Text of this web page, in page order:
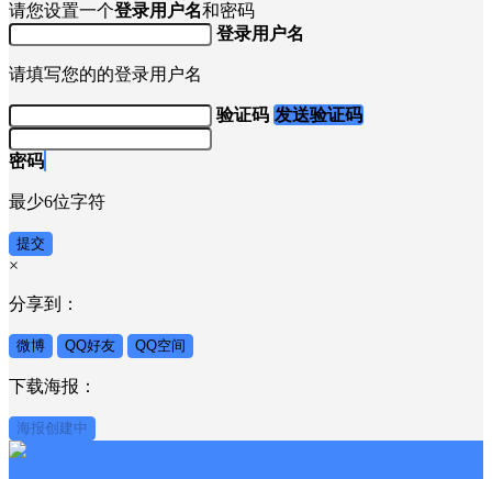
请您设置一个登录用户名和密码
登录用户名
请填写您的的登录用户名
验证码 发送验证码
密码
最少6位字符
提交
×
分享到：
微博 QQ好友 QQ空间
下载海报：
海报创建中